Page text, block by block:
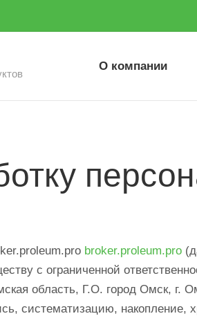
О компании
broker.proleum.pro
с ограниченной
область, Г.О. город Омск,
систематизацию, накопление,